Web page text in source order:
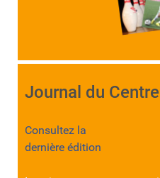
Journal du
Consultez la
dernière édition